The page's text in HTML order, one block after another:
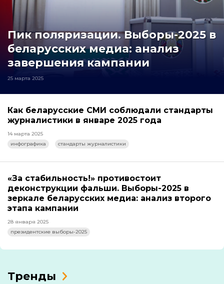
Пик поляризации. Выборы-2025 в
беларусских медиа: анализ
завершения кампании
25 марта 2025
Как беларусские СМИ соблюдали стандарты
журналистики в январе 2025 года
14 марта 2025
инфографика
стандарты журналистики
«За стабильность!» противостоит
деконструкции фальши. Выборы-2025 в
зеркале беларусских медиа: анализ второго
этапа кампании
28 января 2025
президентские выборы-2025
Тренды